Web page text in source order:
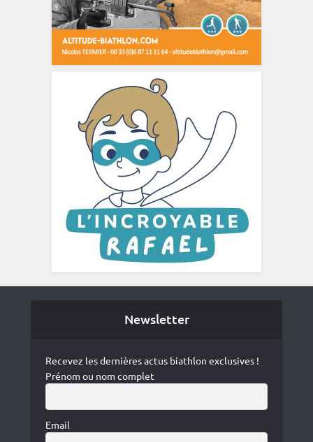
Newsletter
Recevez les dernières actus biathlon exclusives !
Prénom ou nom complet
Email